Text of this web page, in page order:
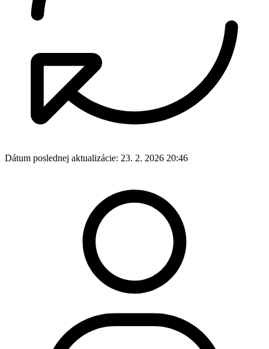
Dátum poslednej aktualizácie: 23. 2. 2026 20:46